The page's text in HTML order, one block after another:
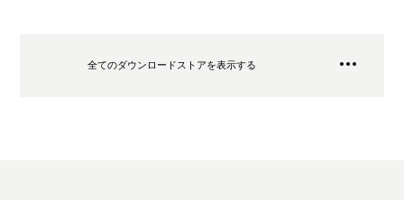
全てのダウンロードストアを表示する